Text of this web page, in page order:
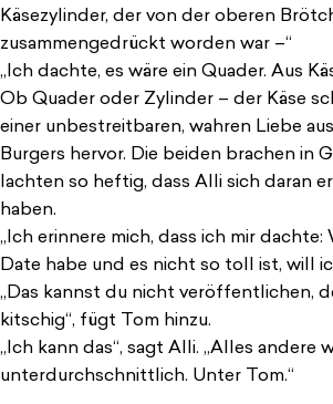
Käsezylinder, der von der oberen
zusammengedrückt worden war –“
„Ich dachte, es wäre ein Quader. Aus
Ob Quader oder Zylinder – der Käse
einer unbestreitbaren, wahren Liebe
Burgers hervor. Die beiden brachen in
lachten so heftig, dass Alli sich daran
haben.
„Ich erinnere mich, dass ich mir dachte:
Date habe und es nicht so toll ist, will
„Das kannst du nicht veröffentlichen,
kitschig“, fügt Tom hinzu.
„Ich kann das“, sagt Alli. „Alles andere
unterdurchschnittlich. Unter Tom.“